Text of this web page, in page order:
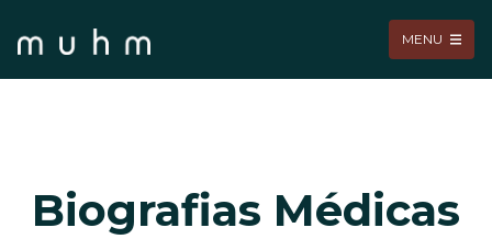
MENU
Biografias Médicas